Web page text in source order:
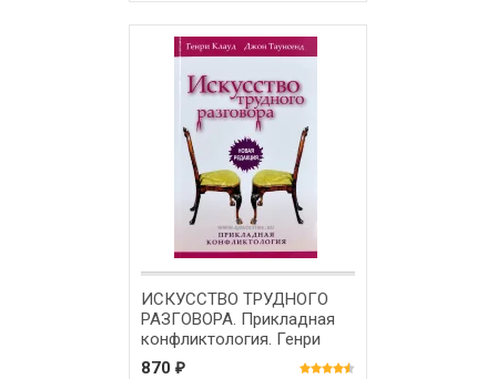
ИСКУССТВО ТРУДНОГО
РАЗГОВОРА. Прикладная
конфликтология. Генри
Клауд, Джон Таунсенд
870 ₽